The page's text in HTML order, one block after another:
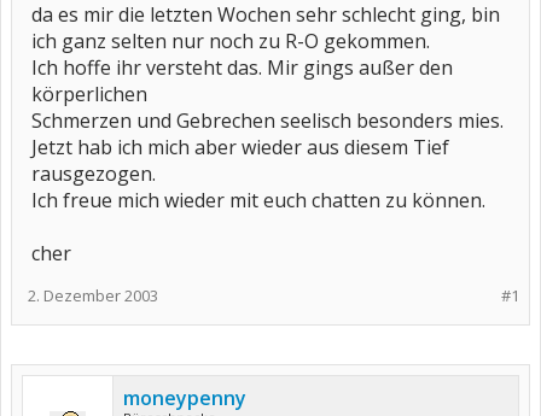
da es mir die letzten Wochen sehr schlecht ging, bin
ich ganz selten nur noch zu R-O gekommen.
Ich hoffe ihr versteht das. Mir gings außer den
körperlichen
Schmerzen und Gebrechen seelisch besonders mies.
Jetzt hab ich mich aber wieder aus diesem Tief
rausgezogen.
Ich freue mich wieder mit euch chatten zu können.
cher
#1
2. Dezember 2003
moneypenny